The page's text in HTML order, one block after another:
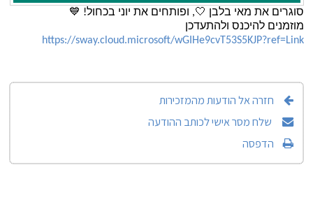
סוגרים את מאי בלבן 🤍, ופותחים את יוני בכחול! 💙
מוזמנים להיכנס ולהתעדכן
https://sway.cloud.microsoft/wGIHe9cvT53S5KJP?ref=Link
חזרה אל הודעות מהמזכירות
שלח מסר אישי לכותב ההודעה
הדפסה